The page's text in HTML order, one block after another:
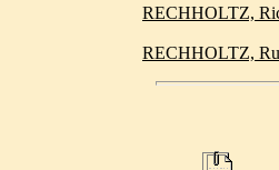
RECHHOLTZ,
RECHHOLTZ,